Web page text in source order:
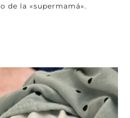
de la «supermamá».